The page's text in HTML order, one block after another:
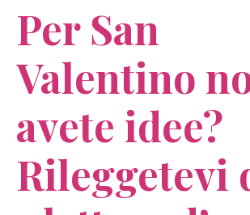
Per San
Valentino
avete idee?
Rileggetevi